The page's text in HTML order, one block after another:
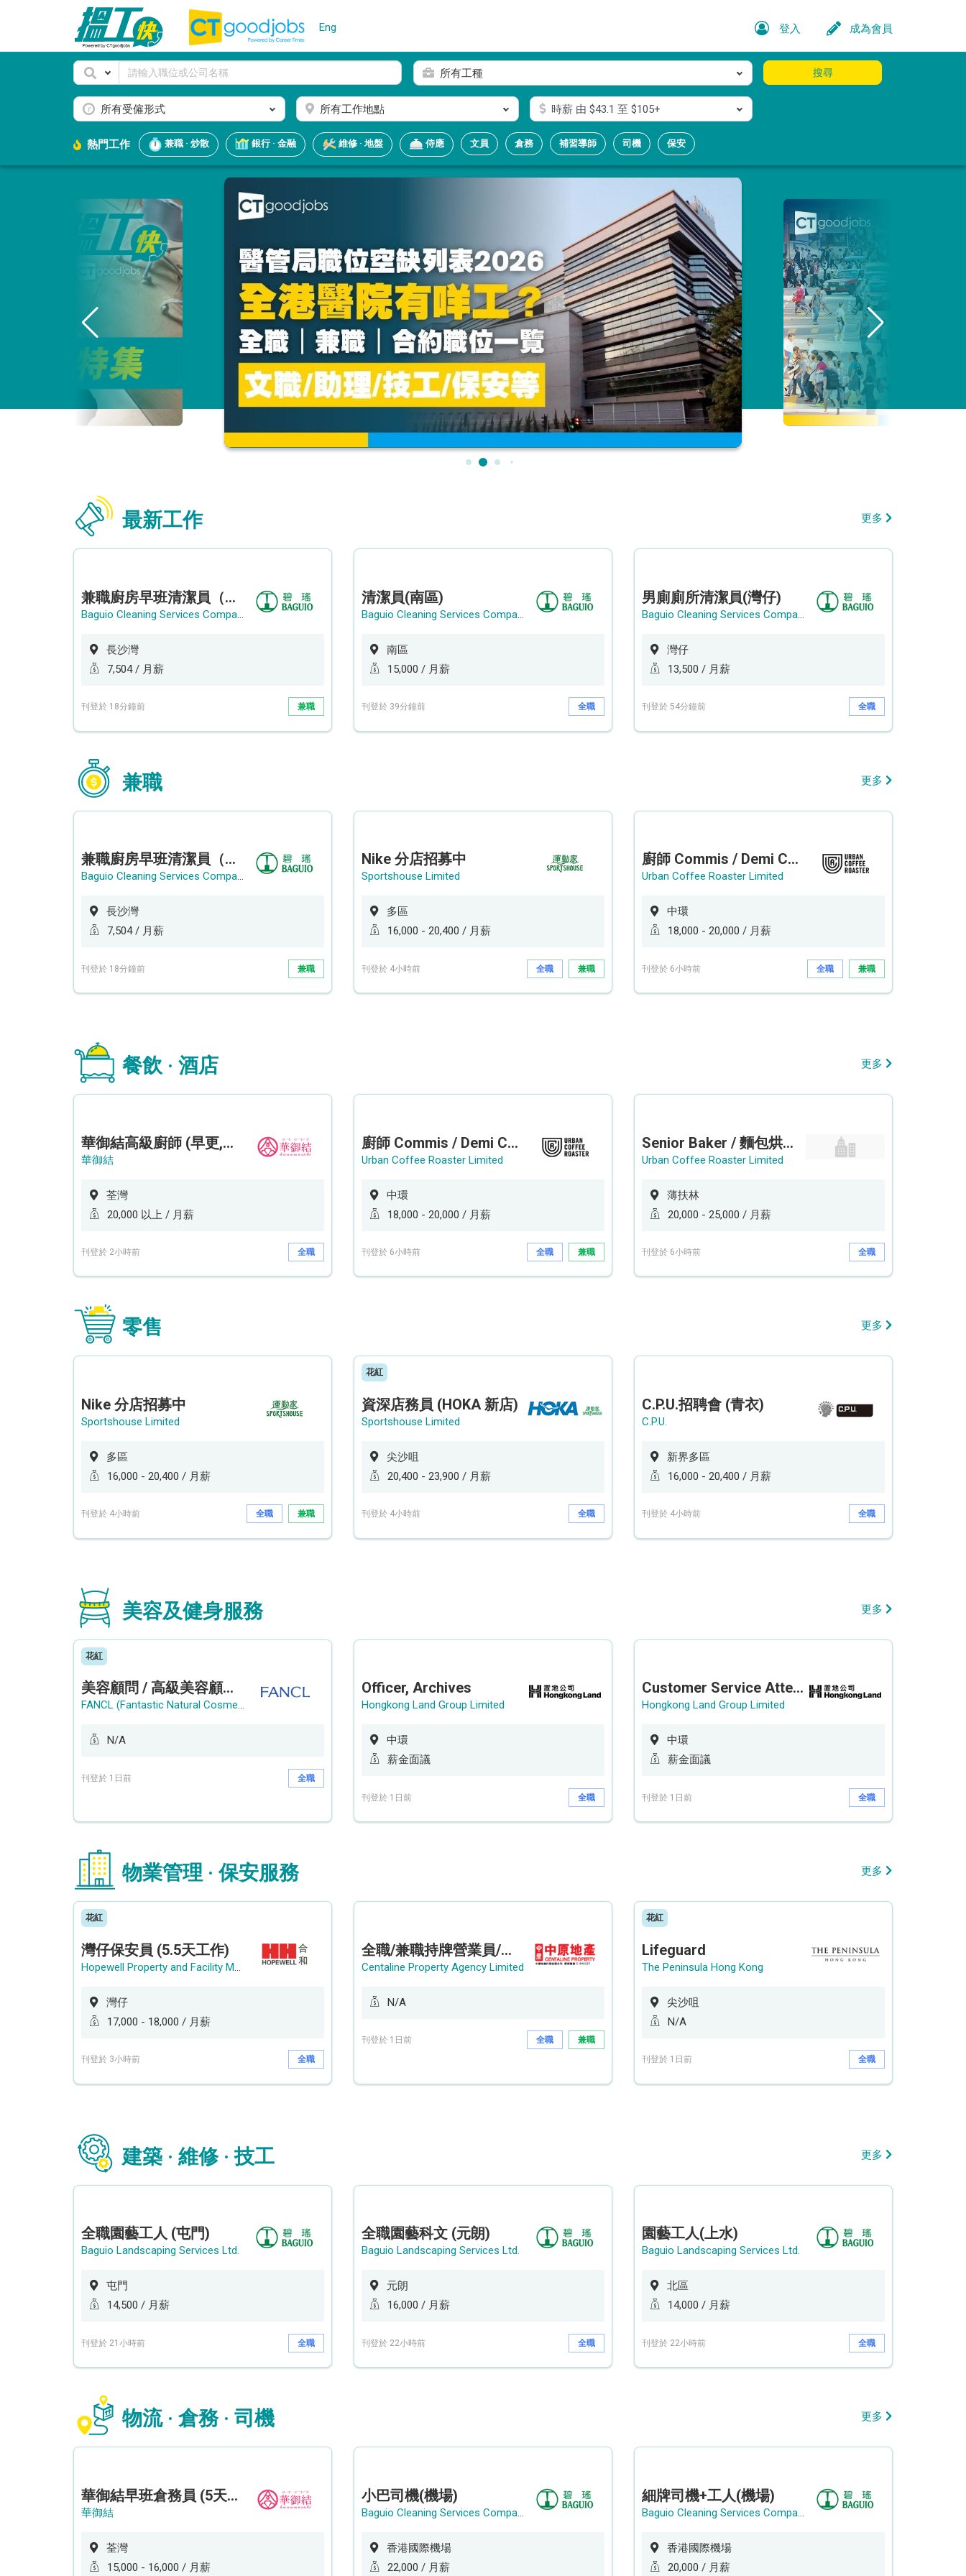
Eng 登入 成為會員
所有工種
所有受僱形式 所有工作地點 時薪由 $43.1 至 $105+
搜尋
熱門工作 兼職 · 炒散 銀行 · 金融 維修 · 地盤 侍應 文員 倉務 補習導師 司機 保安
最新工作 更多
兼職廚房早班清潔員（長沙灣）
Baguio Cleaning Services Company Limited
長沙灣
7,504 / 月薪
刊登於 18分鐘前 兼職
清潔員(南區)
Baguio Cleaning Services Company Limited
南區
15,000 / 月薪
刊登於 39分鐘前 全職
男廁廁所清潔員(灣仔)
Baguio Cleaning Services Company Limited
灣仔
13,500 / 月薪
刊登於 54分鐘前 全職
兼職 更多
兼職廚房早班清潔員（長沙灣）
Baguio Cleaning Services Company Limited
長沙灣
7,504 / 月薪
刊登於 18分鐘前 兼職
Nike 分店招募中
Sportshouse Limited
多區
16,000 - 20,400 / 月薪
刊登於 4小時前 全職 兼職
廚師 Commis / Demi Chef (全職/ 兼職) (工作地點:中環)
Urban Coffee Roaster Limited
中環
18,000 - 20,000 / 月薪
刊登於 6小時前 全職 兼職
餐飲 · 酒店 更多
華御結高級廚師 (早更,中央廚房)*底薪可達20k* (5天工作週)
華御結
荃灣
20,000 以上 / 月薪
刊登於 2小時前 全職
廚師 Commis / Demi Chef (全職/ 兼職) (工作地點:中環)
Urban Coffee Roaster Limited
中環
18,000 - 20,000 / 月薪
刊登於 6小時前 全職 兼職
Senior Baker / 麵包烘焙師 (工作地點: 薄扶林鄰近港鐵香港大學站 HKU Station）
Urban Coffee Roaster Limited
薄扶林
20,000 - 25,000 / 月薪
刊登於 6小時前 全職
零售 更多
Nike 分店招募中
Sportshouse Limited
多區
16,000 - 20,400 / 月薪
刊登於 4小時前 全職 兼職
花紅
資深店務員 (HOKA 新店)
Sportshouse Limited
尖沙咀
20,400 - 23,900 / 月薪
刊登於 4小時前 全職
C.P.U.招聘會 (青衣)
C.P.U.
新界多區
16,000 - 20,400 / 月薪
刊登於 4小時前 全職
美容及健身服務 更多
花紅
美容顧問 / 高級美容顧問 (Beauty Consultant / Senior Beauty Consultant)
FANCL (Fantastic Natural Cosmetics Limited)
N/A
刊登於 1日前 全職
Officer, Archives
Hongkong Land Group Limited
中環
薪金面議
刊登於 1日前 全職
Customer Service Attendant (5-day work)
Hongkong Land Group Limited
中環
薪金面議
刊登於 1日前 全職
物業管理 · 保安服務 更多
花紅
灣仔保安員 (5.5天工作)
Hopewell Property and Facility Management Ltd. 合和物業及設施管理有限公司
灣仔
17,000 - 18,000 / 月薪
刊登於 3小時前 全職
全職/兼職持牌營業員/持牌地產代理 (長沙灣/將軍澳/油塘)
Centaline Property Agency Limited
N/A
刊登於 1日前 全職 兼職
花紅
Lifeguard
The Peninsula Hong Kong
尖沙咀
N/A
刊登於 1日前 全職
建築 · 維修 · 技工 更多
全職園藝工人 (屯門)
Baguio Landscaping Services Ltd.
屯門
14,500 / 月薪
刊登於 21小時前 全職
全職園藝科文 (元朗)
Baguio Landscaping Services Ltd.
元朗
16,000 / 月薪
刊登於 22小時前 全職
園藝工人(上水)
Baguio Landscaping Services Ltd.
北區
14,000 / 月薪
刊登於 22小時前 全職
物流 · 倉務 · 司機 更多
華御結早班倉務員 (5天工作週)
華御結
荃灣
15,000 - 16,000 / 月薪
小巴司機(機場)
Baguio Cleaning Services Company Limited
香港國際機場
22,000 / 月薪
細牌司機+工人(機場)
Baguio Cleaning Services Company Limited
香港國際機場
20,000 / 月薪